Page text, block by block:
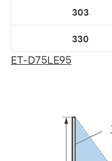
303
330
ET-D75LE95